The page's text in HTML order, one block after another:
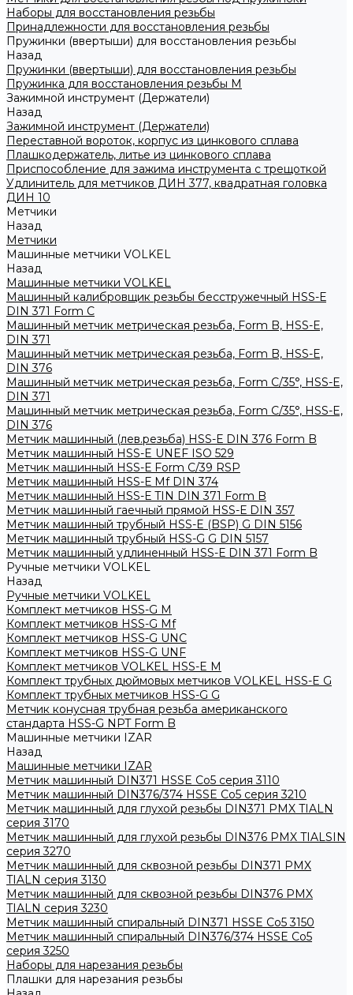
Наборы для восстановления резьбы
Принадлежности для восстановления резьбы
Пружинки (ввертыши) для восстановления резьбы
Назад
Пружинки (ввертыши) для восстановления резьбы
Пружинка для восстановления резьбы M
Зажимной инструмент (Держатели)
Назад
Зажимной инструмент (Держатели)
Переставной вороток, корпус из цинкового сплава
Плашкодержатель, литье из цинкового сплава
Приспособление для зажима инструмента с трещоткой
Удлинитель для метчиков ДИН 377, квадратная головка
ДИН 10
Метчики
Назад
Метчики
Машинные метчики VOLKEL
Назад
Машинные метчики VOLKEL
Машинный калибровщик резьбы бесстружечный HSS-Е
DIN 371 Form C
Машинный метчик метрическая резьба, Form B, HSS-E,
DIN 371
Машинный метчик метрическая резьба, Form B, HSS-E,
DIN 376
Машинный метчик метрическая резьба, Form С/35°, HSS-E,
DIN 371
Машинный метчик метрическая резьба, Form С/35°, HSS-E,
DIN 376
Метчик машинный (лев.резьба) HSS-Е DIN 376 Form B
Метчик машинный HSS-E UNEF ISO 529
Метчик машинный HSS-Е Form C/39 RSP
Метчик машинный HSS-Е Mf DIN 374
Метчик машинный HSS-Е TIN DIN 371 Form B
Метчик машинный гаечный прямой HSS-Е DIN 357
Метчик машинный трубный HSS-E (BSP) G DIN 5156
Метчик машинный трубный HSS-G G DIN 5157
Метчик машинный удлиненный HSS-Е DIN 371 Form B
Ручные метчики VOLKEL
Назад
Ручные метчики VOLKEL
Комплект метчиков HSS-G M
Комплект метчиков HSS-G Mf
Комплект метчиков HSS-G UNC
Комплект метчиков HSS-G UNF
Комплект метчиков VOLKEL HSS-E M
Комплект трубных дюймовых метчиков VOLKEL HSS-E G
Комплект трубных метчиков HSS-G G
Метчик конусная трубная резьба американского
стандарта HSS-G NPT Form B
Машинные метчики IZAR
Назад
Машинные метчики IZAR
Метчик машинный DIN371 HSSE Co5 серия 3110
Метчик машинный DIN376/374 HSSE Co5 серия 3210
Метчик машинный для глухой резьбы DIN371 PMX TIALN
серия 3170
Метчик машинный для глухой резьбы DIN376 PMX TIALSIN
серия 3270
Метчик машинный для сквозной резьбы DIN371 PMX
TIALN серия 3130
Метчик машинный для сквозной резьбы DIN376 PMX
TIALN серия 3230
Метчик машинный спиральный DIN371 HSSE Co5 3150
Метчик машинный спиральный DIN376/374 HSSE Co5
серия 3250
Наборы для нарезания резьбы
Плашки для нарезания резьбы